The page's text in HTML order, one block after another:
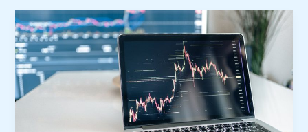
di
wilayah
Jabodetabek